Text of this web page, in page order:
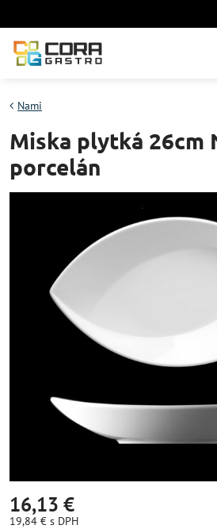
Nami
Miska plytká 26cm
porcelán
16,13 €
19,84 € s DPH